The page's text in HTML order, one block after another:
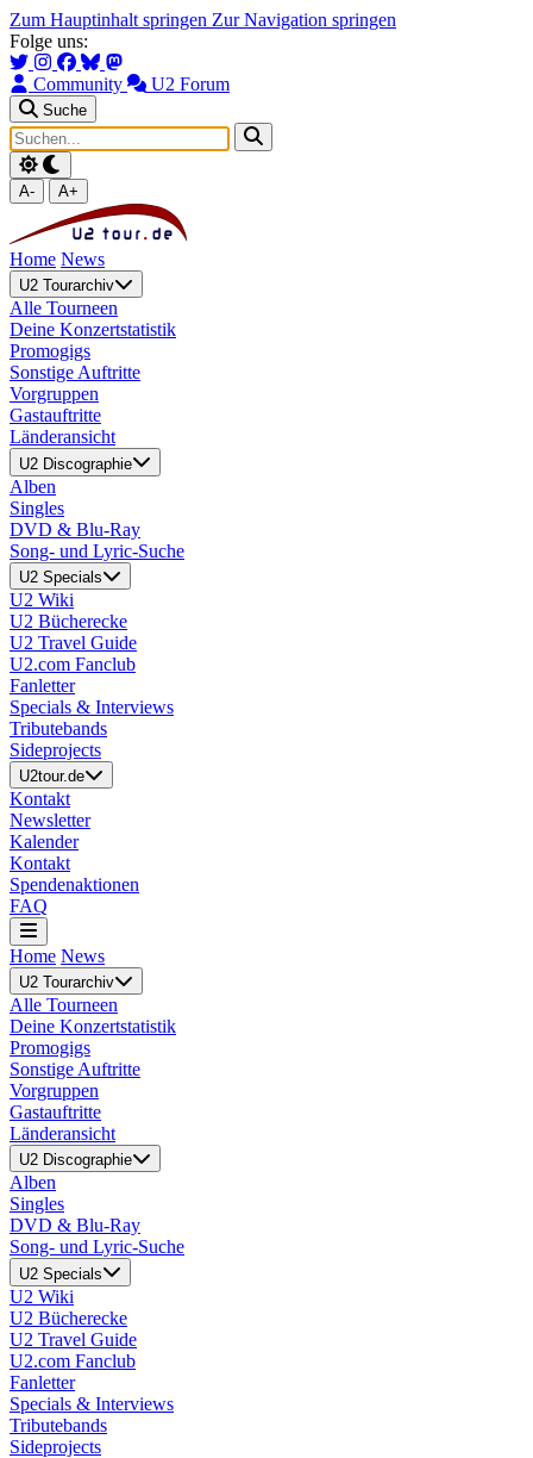
Zum Hauptinhalt springen Zur Navigation springen
Folge uns:
Community U2 Forum
Suche
A- A+
Home News
U2 Tourarchiv
Alle Tourneen
Deine Konzertstatistik
Promogigs
Sonstige Auftritte
Vorgruppen
Gastauftritte
Länderansicht
U2 Discographie
Alben
Singles
DVD & Blu-Ray
Song- und Lyric-Suche
U2 Specials
U2 Wiki
U2 Bücherecke
U2 Travel Guide
U2.com Fanclub
Fanletter
Specials & Interviews
Tributebands
Sideprojects
U2tour.de
Kontakt
Newsletter
Kalender
Kontakt
Spendenaktionen
FAQ
Home News
U2 Tourarchiv
Alle Tourneen
Deine Konzertstatistik
Promogigs
Sonstige Auftritte
Vorgruppen
Gastauftritte
Länderansicht
U2 Discographie
Alben
Singles
DVD & Blu-Ray
Song- und Lyric-Suche
U2 Specials
U2 Wiki
U2 Bücherecke
U2 Travel Guide
U2.com Fanclub
Fanletter
Specials & Interviews
Tributebands
Sideprojects